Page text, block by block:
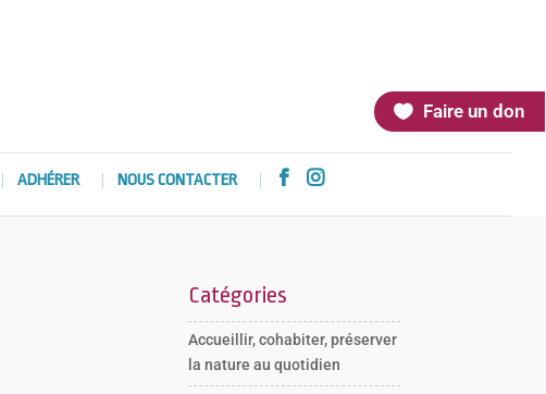
Faire un don
ADHÉRER NOUS CONTACTER  
Catégories
Accueillir, cohabiter, préserver
la nature au quotidien